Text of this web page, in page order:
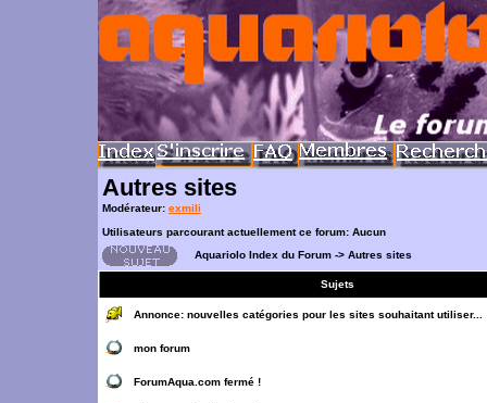
Autres sites
Modérateur: exmili
Utilisateurs parcourant actuellement ce forum: Aucun
Aquariolo Index du Forum -> Autres sites
Sujets
Annonce: nouvelles catégories pour les sites souhaitant utiliser...
mon forum
ForumAqua.com fermé !